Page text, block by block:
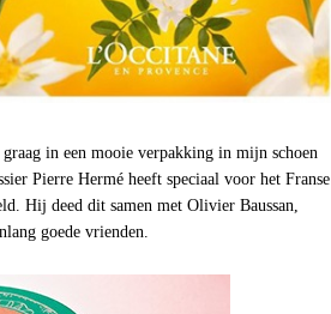
in een mooie verpakking in mijn schoen
Pierre Hermé heeft speciaal voor het Franse
Hij deed dit samen met Olivier Baussan,
goede vrienden.